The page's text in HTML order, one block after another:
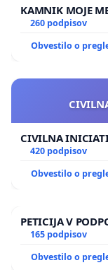
260 podpisov
Obvestilo o
CIVILNA
420 podpisov
Obvestilo o
PETICIJA V
165 podpisov
Obvestilo o